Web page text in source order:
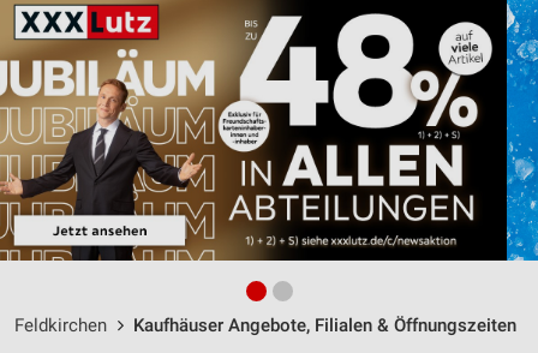
Feldkirchen Kaufhäuser Angebote, Filialen & Öffnungszeiten